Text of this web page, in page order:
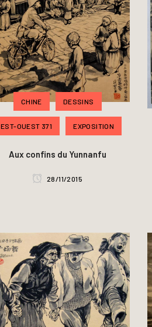
CHINE DESSINS
EST-OUEST 371 EXPOSITION
Aux confins du Yunnanfu
28/11/2015